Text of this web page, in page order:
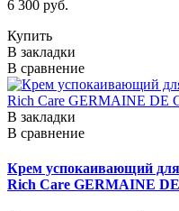
6 300 руб.
Купить
В закладки
В сравнение
В закладки
В сравнение
Крем успокаивающий для
Rich Care GERMAINE